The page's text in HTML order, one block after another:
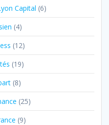
Capital (6)
(4)
(12)
(19)
(8)
(25)
(9)